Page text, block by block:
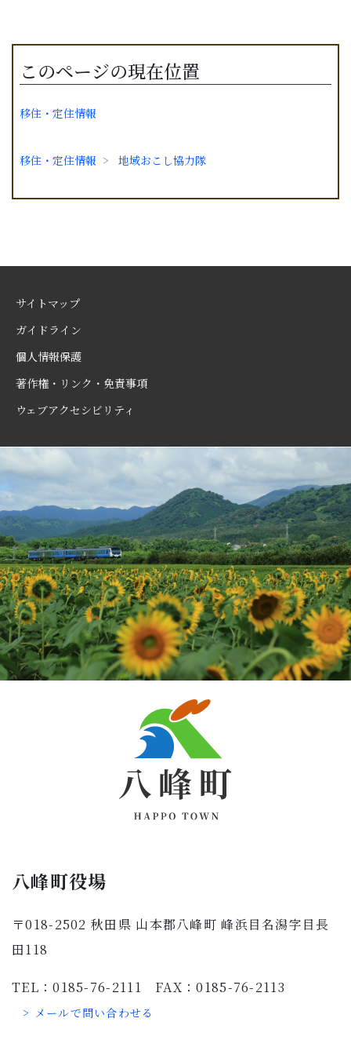
このページの現在位置
移住・定住情報
移住・定住情報 地域おこし協力隊
サイトマップ
ガイドライン
個人情報保護
著作権・リンク・免責事項
ウェブアクセシビリティ
八峰町役場
〒018-2502 秋田県 山本郡八峰町 峰浜目名潟字目長
田118
TEL：0185-76-2111 FAX：0185-76-2113
> メールで問い合わせる